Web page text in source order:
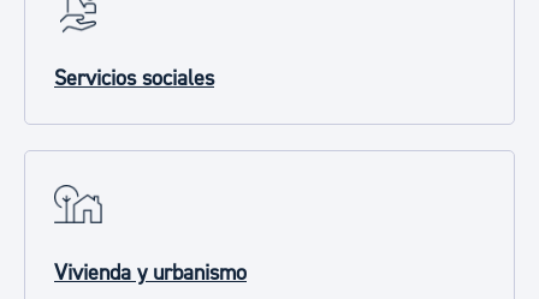
Servicios sociales
Vivienda y urbanismo